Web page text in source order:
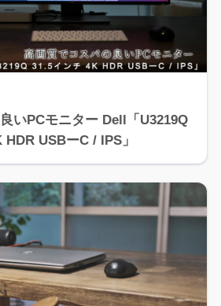
いPCモニター Dell「U3219Q
USBーC / IPS」